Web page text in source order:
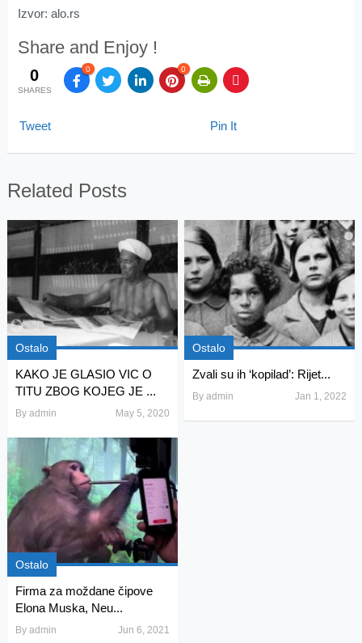
Izvor: alo.rs
Share and Enjoy !
0
SHARES
0 0
Tweet Pin It
Related Posts
Ostalo
KAKO JE GLASIO VIC O
TITU ZBOG KOJEG JE ...
By admin May 5, 2020
Ostalo
Zvali su ih ‘kopilad’: Rijet...
Byadmin Jan 1, 2022
Ostalo
Firma za moždane čipove
Elona Muska, Neu...
By admin Jun 6, 2021